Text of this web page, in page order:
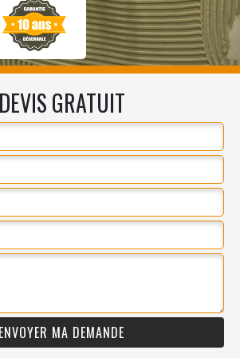
DEVIS GRATUIT